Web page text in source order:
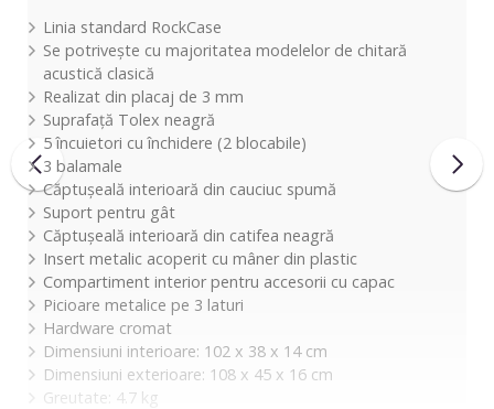
Linia standard RockCase
Se potrivește cu majoritatea modelelor de chitară
acustică clasică
Realizat din placaj de 3 mm
Suprafață Tolex neagră
5 încuietori cu închidere (2 blocabile)
3 balamale
Căptușeală interioară din cauciuc spumă
Suport pentru gât
Căptușeală interioară din catifea neagră
Insert metalic acoperit cu mâner din plastic
Compartiment interior pentru accesorii cu capac
Picioare metalice pe 3 laturi
Hardware cromat
Dimensiuni interioare: 102 x 38 x 14 cm
Dimensiuni exterioare: 108 x 45 x 16 cm
Greutate: 4.7 kg